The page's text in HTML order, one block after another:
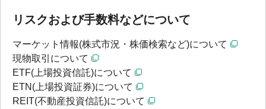
リスクおよび手数料などについて
マーケット情報(株式市況・株価検索など)について
現物取引について
ETF(上場投資信託)について
ETN(上場投資証券)について
REIT(不動産投資信託)について